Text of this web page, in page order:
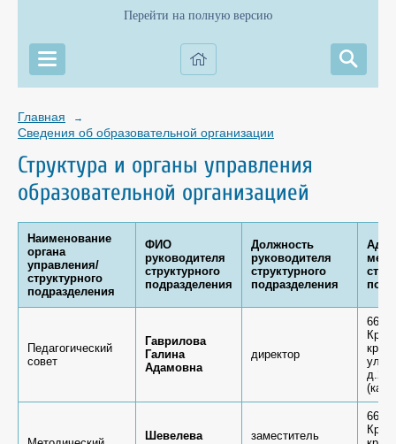
Перейти на полную версию
Главная →
Сведения об образовательной организации
Структура и органы управления
образовательной организацией
Наименование
органа
управления/
структурного
подразделения
ФИО
руководителя
структурного
подразделения
Должность
руководителя
структурного
подразделения
Педагогический
совет
Гаврилова
Галина
Адамовна
директор
д.26
Шевелева
заместитель